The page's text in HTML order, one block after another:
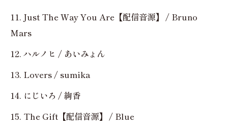
11. Just The Way You Are【配信音源】 / Bruno
Mars
12. ハルノヒ / あいみょん
13. Lovers / sumika
14. にじいろ / 絢香
15. The Gift【配信音源】 / Blue